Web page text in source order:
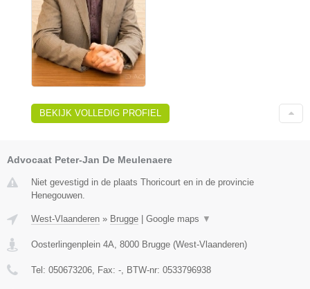
BEKIJK VOLLEDIG PROFIEL
Advocaat Peter-Jan De Meulenaere
Niet gevestigd in de plaats Thoricourt en in de provincie
Henegouwen.
West-Vlaanderen » Brugge Google maps ▼
Oosterlingenplein 4A 8000 Brugge (West-Vlaanderen)
Tel: 050673206 , Fax: - , BTW-nr: 0533796938